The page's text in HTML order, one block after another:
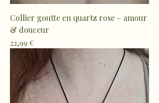
Collier goutte en quartz rose – amour
& douceur
Prix
22,99 €